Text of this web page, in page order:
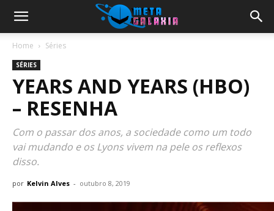
Home Séries
SÉRIES
YEARS AND YEARS (HBO)
– RESENHA
Com o passar dos anos, a sociedade como um todo
vai mudando e os Lyons vivem na pele os reflexos
disso.
por Kelvin Alves - outubro 8, 2019